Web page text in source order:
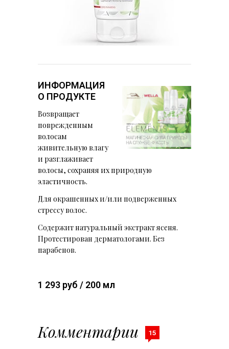
ИНФОРМАЦИЯ
О ПРОДУКТЕ
Возвращает
поврежденным
волосам
живительную влагу
и разглаживает
волосы, сохраняя их природную
эластичность.
Для окрашенных и/или подверженных
стрессу волос.
Содержит натуральный экстракт ясеня.
Протестирован дерматологами. Без
парабенов.
1 293 руб / 200 мл
Комментарии 15